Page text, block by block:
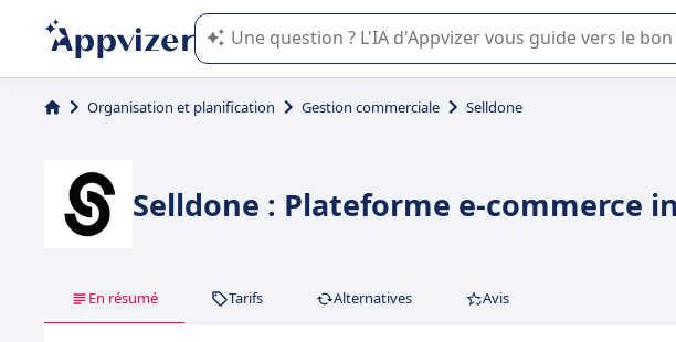
L'IA de Appvizer vous guide dans l'utilisation ou la sélection
Organisation et planification Gestion commerciale Selldone
Selldone : Plateforme e-commerce
En résumé Tarifs Alternatives Avis